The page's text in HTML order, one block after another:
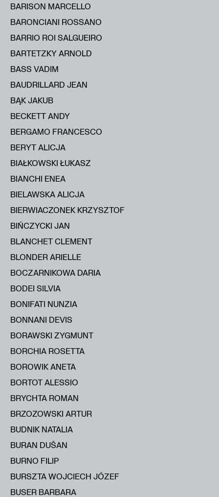
BARISON MARCELLO
BARONCIANI ROSSANO
BARRIO ROI SALGUEIRO
BARTETZKY ARNOLD
BASS VADIM
BAUDRILLARD JEAN
BĄK JAKUB
BECKETT ANDY
BERGAMO FRANCESCO
BERYT ALICJA
BIAŁKOWSKI ŁUKASZ
BIANCHI ENEA
BIELAWSKA ALICJA
BIERWIACZONEK KRZYSZTOF
BIŃCZYCKI JAN
BLANCHET CLEMENT
BLONDER ARIELLE
BOCZARNIKOWA DARIA
BODEI SILVIA
BONIFATI NUNZIA
BONNANI DEVIS
BORAWSKI ZYGMUNT
BORCHIA ROSETTA
BOROWIK ANETA
BORTOT ALESSIO
BRYCHTA ROMAN
BRZOZOWSKI ARTUR
BUDNIK NATALIA
BURAN DUŠAN
BURNO FILIP
BURSZTA WOJCIECH JÓZEF
BUSER BARBARA